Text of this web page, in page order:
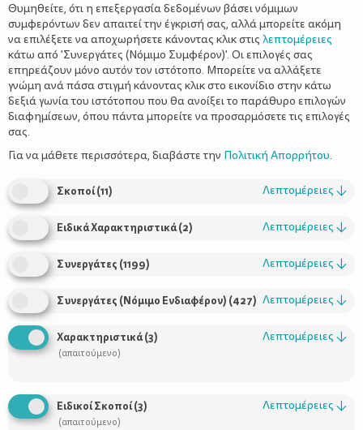
Το μεγάλο δίλημμα: παιδικός σταθμός ή
σπίτι;
Χρήσιμοι Σύνδεσμοι
Προϊόντα
Θυμηθείτε, ότι η επεξεργασία δεδομένων βάσει νόμιμων
συμφερόντων δεν απαιτεί την έγκρισή σας, αλλά μπορείτε ακόμη
να επιλέξετε να αποχωρήσετε κάνοντας κλικ στις λεπτομέρειες
κάτω από 'Συνεργάτες (Νόμιμο Συμφέρον)'. Οι επιλογές σας
επηρεάζουν μόνο αυτόν τον ιστότοπο. Μπορείτε να αλλάξετε
γνώμη ανά πάσα στιγμή κάνοντας κλικ στο εικονίδιο στην κάτω
δεξιά γωνία του ιστότοπου που θα ανοίξει το παράθυρο επιλογών
διαφημίσεων, όπου πάντα μπορείτε να προσαρμόσετε τις επιλογές
σας.
Για να μάθετε περισσότερα, διαβάστε την Πολιτική Απορρήτου.
Σκοποί(11) Λεπτομέρειες ↓
Ειδικά Χαρακτηριστικά(2) Λεπτομέρειες ↓
Συνεργάτες (1199) Λεπτομέρειες ↓
Συνεργάτες (Νόμιμο Ενδιαφέρον) (427) Λεπτομέρειες ↓
Χαρακτηριστικά(3)
(απαιτούμενο)
Λεπτομέρειες ↓
Ειδικοί Σκοποί(3)
(απαιτούμενο)
Λεπτομέρειες ↓